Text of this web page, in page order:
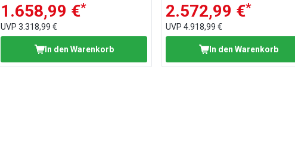
1.658,99 €*
UVP3.318,99 €
In den Warenkorb
2.572,99 €*
UVP4.918,99 €
In den Warenkorb